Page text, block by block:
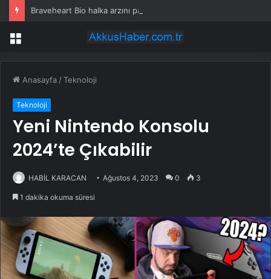
Menü
Anasayfa /Teknoloji
Teknoloji
Yeni Nintendo Konsolu
2024’te Çıkabilir
HABİL KARACAN Ağustos 4, 2023 0 3
1 dakika okuma süresi